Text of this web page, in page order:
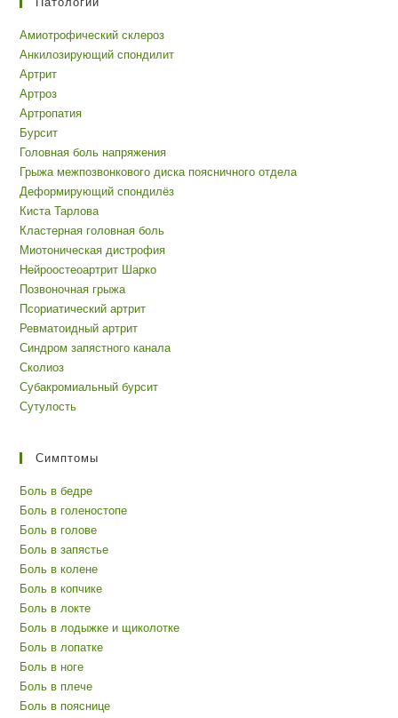
Амиотрофический склероз
Анкилозирующий спондилит
Артрит
Артроз
Артропатия
Бурсит
Головная боль напряжения
Грыжа межпозвонкового диска поясничного отдела
Деформирующий спондилёз
Киста Тарлова
Кластерная головная боль
Миотоническая дистрофия
Нейроостеоартрит Шарко
Позвоночная грыжа
Псориатический артрит
Ревматоидный артрит
Синдром запястного канала
Сколиоз
Субакромиальный бурсит
Сутулость
Симптомы
Боль в бедре
Боль в голеностопе
Боль в голове
Боль в запястье
Боль в колене
Боль в копчике
Боль в локте
Боль в лодыжке и щиколотке
Боль в лопатке
Боль в ноге
Боль в плече
Боль в пояснице